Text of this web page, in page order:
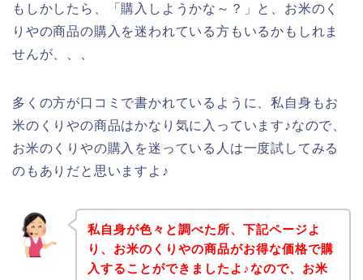
もしかしたら、「購入しようかな～？」と、お米のく
りやの商品の購入を迷われている方もいるかもしれま
せんが、、、
多くの方が口コミで書かれているように、私自身もお
米のくりやの商品はかなり気に入っています♪なので、
お米のくりやの購入を迷っている人は一度試してみる
のもありだと思いますよ♪
私自身が色々と調べた所、下記ページよ
り、お米のくりやの商品がお得な価格で購
入することができましたよ♪なので、お米